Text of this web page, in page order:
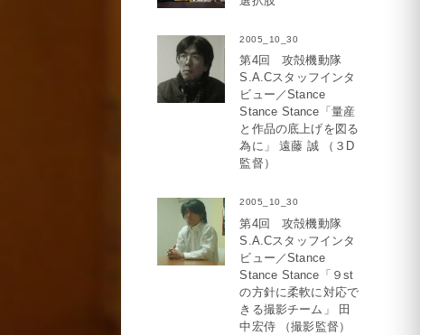
2005_10_30
第4回 攻殻機動隊
S.A.Cスタッフインタ
ビュー／Stance
Stance Stance「量産
と作品の底上げを図る
為に」 遠藤 誠 （３D
監督）
2005_10_30
第4回 攻殻機動隊
S.A.Cスタッフインタ
ビュー／Stance
Stance Stance「９st
の方針に柔軟に対応で
きる撮影チーム」 田
中宏侍 （撮影監督）